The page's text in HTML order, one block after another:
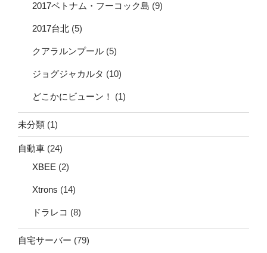
2017ベトナム・フーコック島 (9)
2017台北 (5)
クアラルンプール (5)
ジョグジャカルタ (10)
どこかにビューン！ (1)
未分類 (1)
自動車 (24)
XBEE (2)
Xtrons (14)
ドラレコ (8)
自宅サーバー (79)